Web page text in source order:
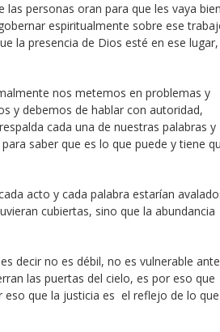
personas oran para que les vaya bien
espiritualmente sobre ese
la presencia de Dios esté en ese lugar,
nos metemos en problemas y
y debemos de hablar con autoridad,
cada una de nuestras palabras y
saber que es lo que puede y tiene
acto y cada palabra estarían
cubiertas, sino que la abundancia
decir no es débil, no es vulnerable
las puertas del cielo, es por eso que
que la justicia es el reflejo de lo que